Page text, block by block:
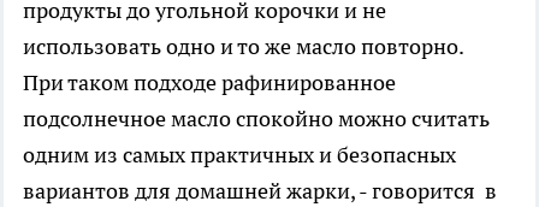
продукты до угольной корочки и не
использовать одно и то же масло повторно.
При таком подходе рафинированное
подсолнечное масло спокойно можно считать
одним из самых практичных и безопасных
вариантов для домашней жарки, - говорится в